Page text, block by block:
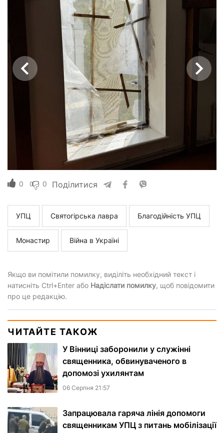
0 0 Поділитися
УПЦ Святогірська лавра Благодійність УПЦ
Монастир Війна в Україні
Якщо ви помітили помилку, виділіть необхідний текст і
натисніть Ctrl+Enter або Надіслати помилку, щоб повідомити
про це редакцію.
ЧИТАЙТЕ ТАКОЖ
У Вінниці заборонили у служінні
священника, обвинуваченого в
допомозі ухилянтам
06 Серпня 21:57
Запрацювала гаряча лінія допомоги
священникам УПЦ з питань мобілізації